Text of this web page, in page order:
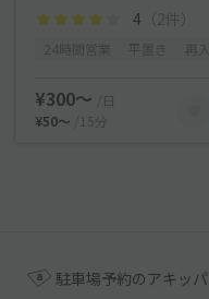
4 （2件）
¥300〜
/日
¥50〜
/15分
駐車場予約のアキッパ